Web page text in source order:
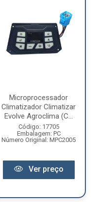
Microprocessador
Climatizador Climatizar
Evolve Agroclima (C...
Código: 17705
Embalagem: PC
Número Original: MPC2005
Ver preço